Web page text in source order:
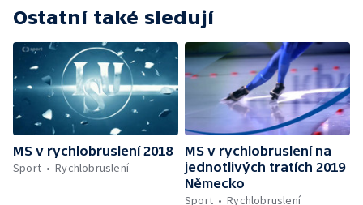
Ostatní také sledují
MS v rychlobruslení 2018
Sport
Rychlobruslení
MS v rychlobruslení na
jednotlivých tratích 2019
Německo
Sport
Rychlobruslení